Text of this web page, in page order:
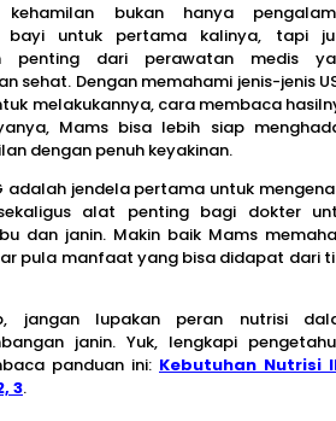
kehamilan bukan hanya
bayi untuk pertama kalinya, tapi
penting dari perawatan medis
sehat. Dengan memahami jenis-jenis
melakukannya, cara membaca
Mams bisa lebih siap
dengan penuh keyakinan.
adalah jendela pertama untuk
alat penting bagi dokter
dan janin. Makin baik Mams
pula manfaat yang bisa didapat dari
jangan lupakan peran nutrisi
janin. Yuk, lengkapi
panduan ini: Kebutuhan Nutrisi
3.